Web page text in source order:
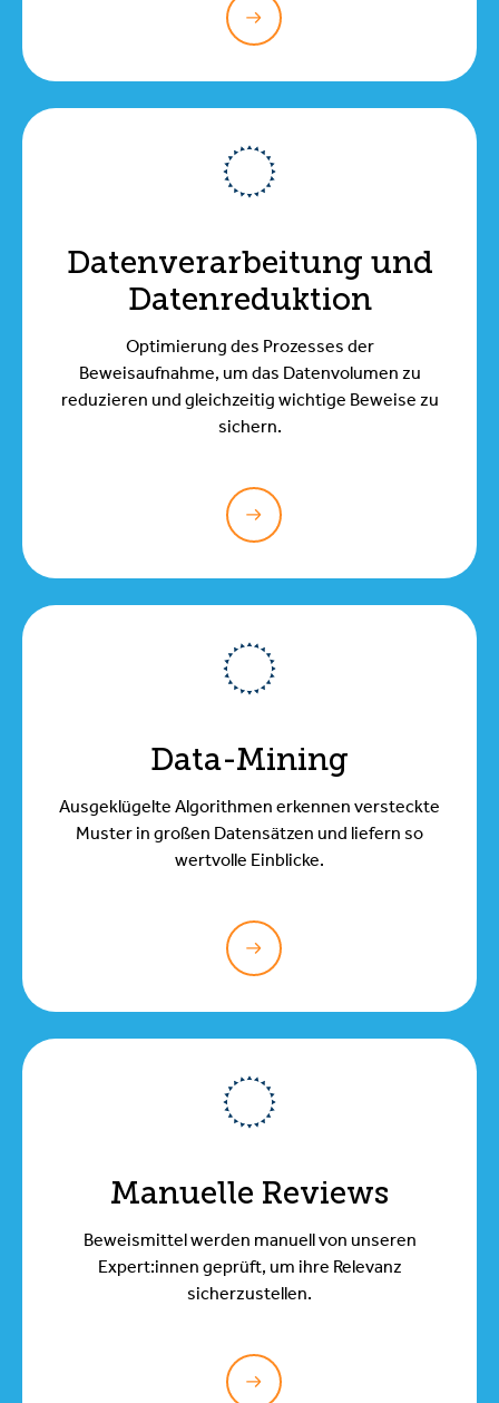
Datenverarbeitung und
Datenreduktion
Optimierung des Prozesses der
Beweisaufnahme, um das Datenvolumen zu
reduzieren und gleichzeitig wichtige Beweise zu
sichern.
Data-Mining
Ausgeklügelte Algorithmen erkennen versteckte
Muster in großen Datensätzen und liefern so
wertvolle Einblicke.
Manuelle Reviews
Beweismittel werden manuell von unseren
Expert:innen geprüft, um ihre Relevanz
sicherzustellen.